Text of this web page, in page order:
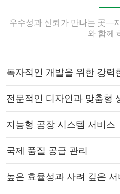
우수성과 신뢰가 만나는 곳—
와 함께
독자적인 개발을 위한 강력
전문적인 디자인과 맞춤형
지능형 공장 시스템 서비스
국제 품질 공급 관리
높은 효율성과 사려 깊은 서